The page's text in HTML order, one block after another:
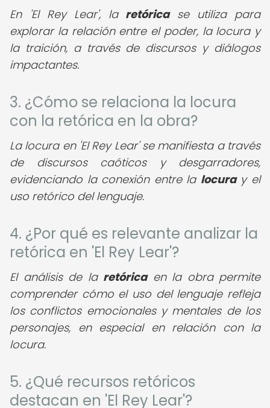
En 'El Rey Lear', la retóricase utiliza para
explorar la relación entre el poder, la locura y
la traición, a través de discursos y diálogos
impactantes.
3. ¿Cómo se relaciona la locura
con la retórica en la obra?
La locura en 'El Rey Lear' se manifiesta a través
de discursos caóticos y desgarradores,
evidenciando la conexión entre la locuray el
uso retórico del lenguaje.
4. ¿Por qué es relevante analizar la
retórica en 'El Rey Lear'?
El análisis de la retóricaen la obra permite
comprender cómo el uso del lenguaje refleja
los conflictos emocionales y mentales de los
personajes, en especial en relación con la
locura.
5. ¿Qué recursos retóricos
destacan en 'El Rey Lear'?